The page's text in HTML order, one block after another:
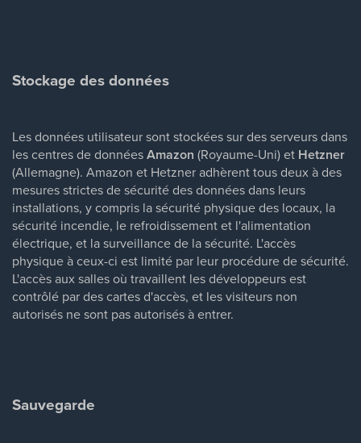
Stockage des données
Les données utilisateur sont stockées sur des serveurs dans
les centres de donnéesAmazon (Royaume-Uni) et Hetzner
(Allemagne). Amazon et Hetzner adhèrent tous deux à des
mesures strictes de sécurité des données dans leurs
installations, y compris la sécurité physique des locaux, la
sécurité incendie, le refroidissement et l'alimentation
électrique, et la surveillance de la sécurité. L'accès
physique à ceux-ci est limité par leur procédure de sécurité.
L'accès aux salles où travaillent les développeurs est
contrôlé par des cartes d'accès, et les visiteurs non
autorisés ne sont pas autorisés à entrer.
Sauvegarde